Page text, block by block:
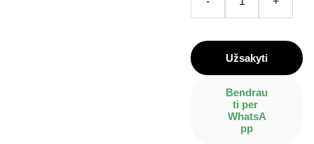
Užsakyti
Bendrau
ti per
WhatsA
pp